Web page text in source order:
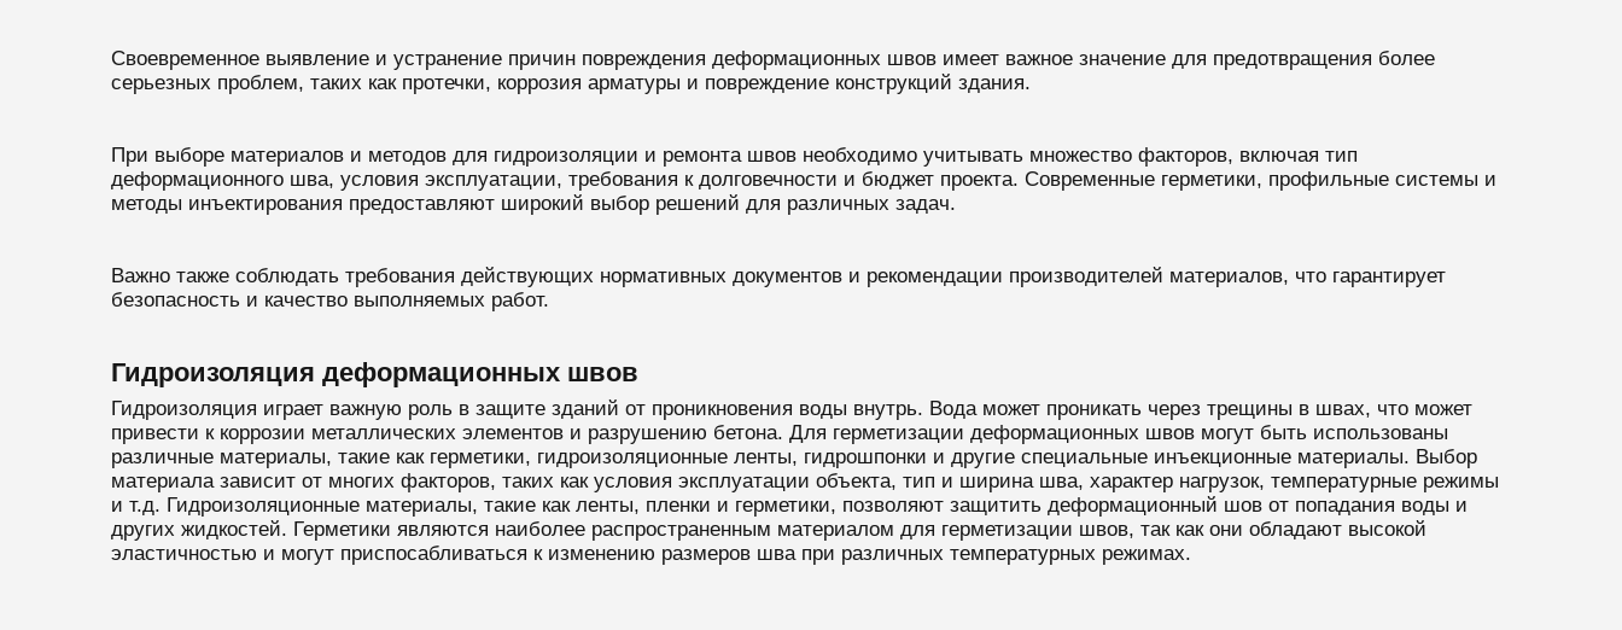
Своевременное выявление и устранение причин повреждения деформационных швов имеет важное значение для предотвращения более
серьезных проблем, таких как протечки, коррозия арматуры и повреждение конструкций здания.
При выборе материалов и методов для гидроизоляции и ремонта швов необходимо учитывать множество факторов, включая тип
деформационного шва, условия эксплуатации, требования к долговечности и бюджет проекта. Современные герметики, профильные системы и
методы инъектирования предоставляют широкий выбор решений для различных задач.
Важно также соблюдать требования действующих нормативных документов и рекомендации производителей материалов, что гарантирует
безопасность и качество выполняемых работ.
Гидроизоляция деформационных швов
Гидроизоляция играет важную роль в защите зданий от проникновения воды внутрь. Вода может проникать через трещины в швах, что может
привести к коррозии металлических элементов и разрушению бетона. Для герметизации деформационных швов могут быть использованы
различные материалы, такие как герметики, гидроизоляционные ленты, гидрошпонки и другие специальные инъекционные материалы. Выбор
материала зависит от многих факторов, таких как условия эксплуатации объекта, тип и ширина шва, характер нагрузок, температурные режимы
и т.д. Гидроизоляционные материалы, такие как ленты, пленки и герметики, позволяют защитить деформационный шов от попадания воды и
других жидкостей. Герметики являются наиболее распространенным материалом для герметизации швов, так как они обладают высокой
эластичностью и могут приспосабливаться к изменению размеров шва при различных температурных режимах.